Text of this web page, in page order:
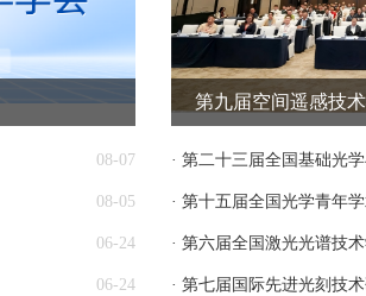
08-07
08-05
06-24
06-24
· 第十五届全国光学青年